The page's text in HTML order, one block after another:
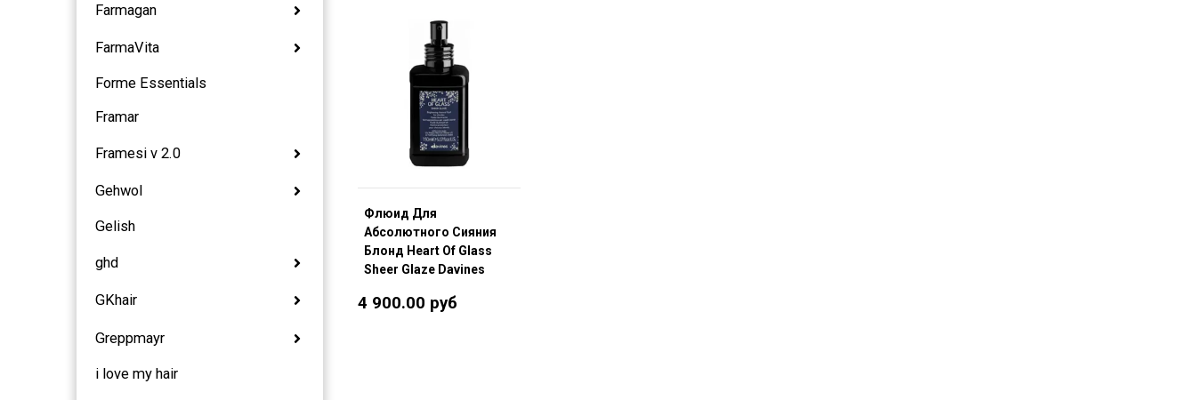
Farmagan
FarmaVita
Forme Essentials
Framar
Framesi v 2.0
Gehwol
Gelish
ghd
GKhair
Greppmayr
i love my hair
Флюид Для
Абсолютного Сияния
Блонд Heart Of Glass
Sheer Glaze Davines
4 900.00 руб